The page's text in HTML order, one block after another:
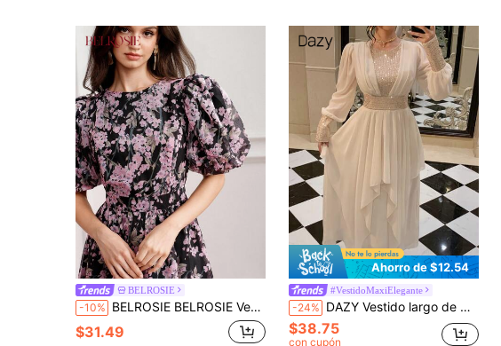
BELROSIE
-10% BELROSIE BELROSIE Vestido largo elegante para mujer de estilo palacio, oversize, con cuello redondo, manga corta abullonada acampanada, estampado posicionado de flores de glicinia y bambú en bloques de color rosa, morado y negro, gasa con efecto unión, para verano y otoño, estilo francés vintage romántico de lujo, versátil para pasarela, oficina, fiesta, ceremonia, boda y graduación
$31.49
Ahorro de $12.54
#VestidoMaxiElegante
-24% DAZY Vestido largo de mujer elegante y ajustado para primavera y verano, con tela brillante y patchwork, para San Valentín, boda, banquete, baile, fiesta de noche, moda y uso diario
$38.75
con cupón